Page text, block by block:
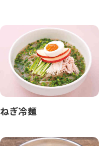
ねぎ冷麺